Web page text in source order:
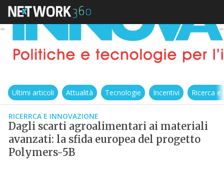
Ultimi articoli Attualità Tecnologie Incentivi Ricerca
RICERRCA E INNOVAZIONE
Dagli scarti agroalimentari ai materiali
avanzati: la sfida europea del progetto
Polymers-5B